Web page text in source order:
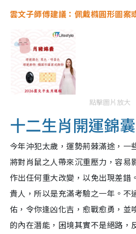
雲文子師傅建議：佩戴橢圓形圖案
點擊圖片放大
十二生肖開運錦
今年沖犯太歲，運勢荊棘滿途，一
將對肖鼠之人帶來沉重壓力，容易
作出任何重大改變，以免出現差錯
貴人，所以是充滿考驗之一年。不
佑，令你逢凶化吉，愈戰愈勇，並
的內在潛能，困境其實不是絕路，